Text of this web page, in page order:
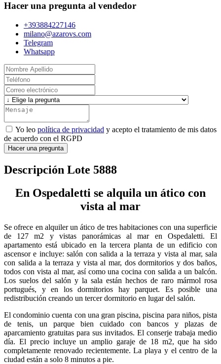
Hacer una pregunta al vendedor
+393884227146
milano@azarovs.com
Telegram
Whatsapp
Yo leo política de privacidad y acepto el tratamiento de mis datos
de acuerdo con el RGPD
Hacer una pregunta
Descripción Lote 5888
En Ospedaletti se alquila un ático con
vista al mar
Se ofrece en alquiler un ático de tres habitaciones con una superficie
de 127 m2 y vistas panorámicas al mar en Ospedaletti. El
apartamento está ubicado en la tercera planta de un edificio con
ascensor e incluye: salón con salida a la terraza y vista al mar, sala
con salida a la terraza y vista al mar, dos dormitorios y dos baños,
todos con vista al mar, así como una cocina con salida a un balcón.
Los suelos del salón y la sala están hechos de raro mármol rosa
portugués, y en los dormitorios hay parquet. Es posible una
redistribución creando un tercer dormitorio en lugar del salón.
El condominio cuenta con una gran piscina, piscina para niños, pista
de tenis, un parque bien cuidado con bancos y plazas de
aparcamiento gratuitas para sus invitados. El conserje trabaja medio
día. El precio incluye un amplio garaje de 18 m2, que ha sido
completamente renovado recientemente. La playa y el centro de la
ciudad están a solo 8 minutos a pie.